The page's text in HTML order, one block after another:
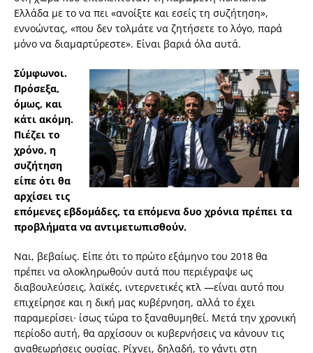
Ελλάδα με το να πει «ανοίξτε και εσείς τη συζήτηση»,
εννοώντας, «που δεν τολμάτε να ζητήσετε το λόγο, παρά
μόνο να διαμαρτύρεστε». Είναι βαριά όλα αυτά.
Σύμφωνοι.
Πρόσεξα,
όμως, και
κάτι ακόμη.
Πιέζει το
χρόνο, η
συζήτηση
είπε ότι θα
αρχίσει τις
επόμενες εβδομάδες, τα επόμενα δυο χρόνια πρέπει τα
προβλήματα να αντιμετωπισθούν.
Ναι, βεβαίως. Είπε ότι το πρώτο εξάμηνο του 2018 θα
πρέπει να ολοκληρωθούν αυτά που περιέγραψε ως
διαβουλεύσεις, λαϊκές, ιντερνετικές κτλ —είναι αυτό που
επιχείρησε και η δική μας κυβέρνηση, αλλά το έχει
παραμερίσει· ίσως τώρα το ξαναθυμηθεί. Μετά την χρονική
περίοδο αυτή, θα αρχίσουν οι κυβερνήσεις να κάνουν τις
αναθεωρήσεις ουσίας. Ρίχνει, δηλαδή, το γάντι στη